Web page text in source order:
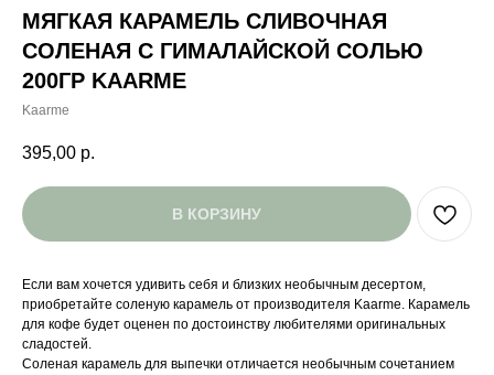
МЯГКАЯ КАРАМЕЛЬ СЛИВОЧНАЯ
СОЛЕНАЯ С ГИМАЛАЙСКОЙ СОЛЬЮ
200ГР KAARME
Kaarme
395,00 р.
В КОРЗИНУ
Если вам хочется удивить себя и близких необычным десертом,
приобретайте соленую карамель от производителя Kaarme. Карамель
для кофе будет оценен по достоинству любителями оригинальных
сладостей.
Соленая карамель для выпечки отличается необычным сочетанием